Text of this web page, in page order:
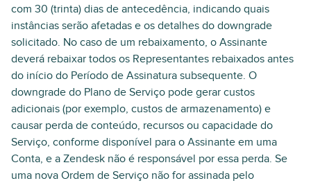
com 30 (trinta) dias de antecedência, indicando quais
instâncias serão afetadas e os detalhes do downgrade
solicitado. No caso de um rebaixamento, o Assinante
deverá rebaixar todos os Representantes rebaixados antes
do início do Período de Assinatura subsequente. O
downgrade do Plano de Serviço pode gerar custos
adicionais (por exemplo, custos de armazenamento) e
causar perda de conteúdo, recursos ou capacidade do
Serviço, conforme disponível para o Assinante em uma
Conta, e a Zendesk não é responsável por essa perda. Se
uma nova Ordem de Serviço não for assinada pelo